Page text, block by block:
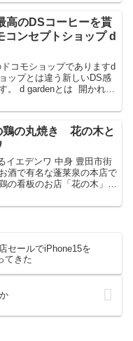
高のDSコーヒーを貰
コンセプトショップ d
ドコモショップでありますd
ップとは違う新しいDS感
d gardenとは ￼ 開かれた
鶏の丸焼き 花の木と
イエデンワ 中身 豊田市街
酒で有名な蓬莱泉の本店で
の看板のお店「花の木」
セールでiPhone15を
てきた